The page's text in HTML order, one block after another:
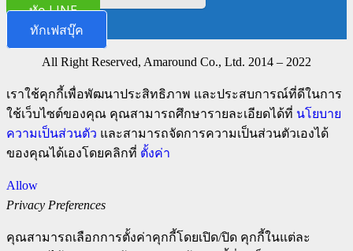
ทัก LINE
ทักเฟสบุ๊ค
All Right Reserved, Amaround Co., Ltd. 2014 – 2022
เราใช้คุกกี้เพื่อพัฒนาประสิทธิภาพ และประสบการณ์ที่ดีในการ
ใช้เว็บไซต์ของคุณ คุณสามารถศึกษารายละเอียดได้ที่ นโยบาย
ความเป็นส่วนตัว และสามารถจัดการความเป็นส่วนตัวเองได้
ของคุณได้เองโดยคลิกที่ ตั้งค่า
Allow
Privacy Preferences
คุณสามารถเลือกการตั้งค่าคุกกี้โดยเปิด/ปิด คุกกี้ในแต่ละ